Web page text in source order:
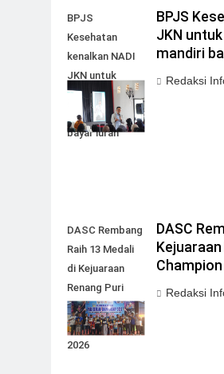
BPJS
Kesehatan
kenalkan NADI
JKN untuk
mudahkan
peserta mandiri
bayar iuran
BPJS
JKN
mandiri
Redaksi
DASC Rembang
Raih 13 Medali
di Kejuaraan
Renang Puri
Berlian
Champion Cup
2026
DASC
Redaksi